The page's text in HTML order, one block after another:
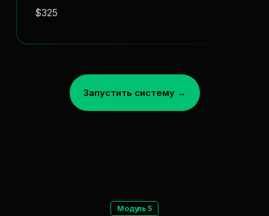
$325
Запустить систему →
Модуль 5